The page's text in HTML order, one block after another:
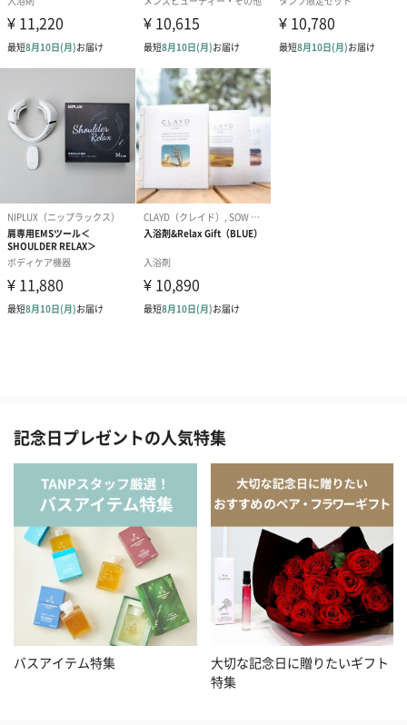
記念日プレゼントの人気特集
バスアイテム特集
大切な記念日に贈りたいギフト
特集